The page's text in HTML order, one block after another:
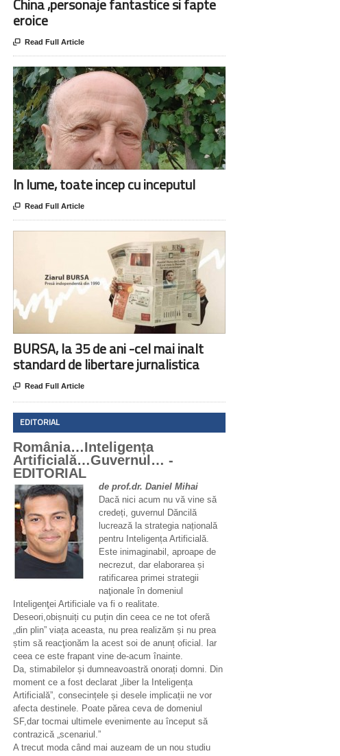
China ,personaje fantastice si fapte
eroice
 Read Full Article
In lume, toate incep cu inceputul
 Read Full Article
BURSA, la 35 de ani -cel mai inalt
standard de libertare jurnalistica
 Read Full Article
EDITORIAL
România…Inteligența
Artificială…Guvernul… -
EDITORIAL
de prof.dr. Daniel Mihai
Dacă nici acum nu vă vine să
credeți, guvernul Dăncilă
lucrează la strategia națională
pentru Inteligența Artificială.
Este inimaginabil, aproape de
necrezut, dar elaborarea și
ratificarea primei strategii
naţionale în domeniul
Inteligenţei Artificiale va fi o realitate.
Deseori,obișnuiți cu puțin din ceea ce ne tot oferă
„din plin” viața aceasta, nu prea realizăm și nu prea
știm să reacţionăm la acest soi de anunț oficial. Iar
ceea ce este frapant vine de-acum înainte.
Da, stimabilelor și dumneavoastră onorați domni. Din
moment ce a fost declarat „liber la Inteligența
Artificială”, consecințele și desele implicații ne vor
afecta destinele. Poate părea ceva de domeniul
SF,dar tocmai ultimele evenimente au început să
contrazică „scenariul.”
A trecut moda când mai auzeam de un nou studiu